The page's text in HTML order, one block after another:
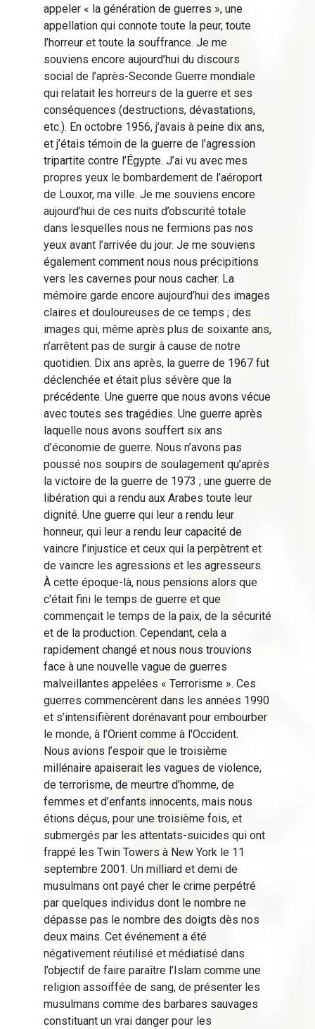
appeler « la génération de guerres », une
appellation qui connote toute la peur, toute
l’horreur et toute la souffrance. Je me
souviens encore aujourd’hui du discours
social de l’après-Seconde Guerre mondiale
qui relatait les horreurs de la guerre et ses
conséquences (destructions, dévastations,
etc.). En octobre 1956, j’avais à peine dix ans,
et j’étais témoin de la guerre de l’agression
tripartite contre l’Égypte. J’ai vu avec mes
propres yeux le bombardement de l’aéroport
de Louxor, ma ville. Je me souviens encore
aujourd’hui de ces nuits d’obscurité totale
dans lesquelles nous ne fermions pas nos
yeux avant l’arrivée du jour. Je me souviens
également comment nous nous précipitions
vers les cavernes pour nous cacher. La
mémoire garde encore aujourd’hui des images
claires et douloureuses de ce temps ; des
images qui, même après plus de soixante ans,
n’arrêtent pas de surgir à cause de notre
quotidien. Dix ans après, la guerre de 1967 fut
déclenchée et était plus sévère que la
précédente. Une guerre que nous avons vécue
avec toutes ses tragédies. Une guerre après
laquelle nous avons souffert six ans
d’économie de guerre. Nous n’avons pas
poussé nos soupirs de soulagement qu’après
la victoire de la guerre de 1973 ; une guerre de
libération qui a rendu aux Arabes toute leur
dignité. Une guerre qui leur a rendu leur
honneur, qui leur a rendu leur capacité de
vaincre l’injustice et ceux qui la perpètrent et
de vaincre les agressions et les agresseurs.
À cette époque-là, nous pensions alors que
c'était fini le temps de guerre et que
commençait le temps de la paix, de la sécurité
et de la production. Cependant, cela a
rapidement changé et nous nous trouvions
face à une nouvelle vague de guerres
malveillantes appelées « Terrorisme ». Ces
guerres commencèrent dans les années 1990
et s’intensifièrent dorénavant pour embourber
le monde, à l’Orient comme à l'Occident.
Nous avions l’espoir que le troisième
millénaire apaiserait les vagues de violence,
de terrorisme, de meurtre d’homme, de
femmes et d’enfants innocents, mais nous
étions déçus, pour une troisième fois, et
submergés par les attentats-suicides qui ont
frappé les Twin Towers à New York le 11
septembre 2001. Un milliard et demi de
musulmans ont payé cher le crime perpétré
par quelques individus dont le nombre ne
dépasse pas le nombre des doigts dès nos
deux mains. Cet événement a été
négativement réutilisé et médiatisé dans
l’objectif de faire paraître l’Islam comme une
religion assoiffée de sang, de présenter les
musulmans comme des barbares sauvages
constituant un vrai danger pour les